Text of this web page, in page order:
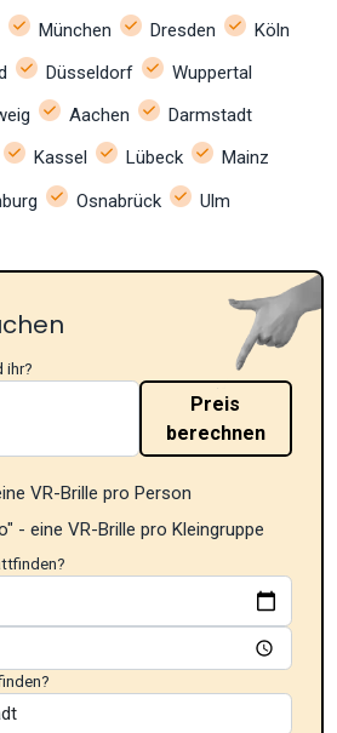
München Dresden
Köln
Düsseldorf
Wuppertal
Aachen
Darmstadt
Kassel Lübeck
Mainz
Osnabrück
Ulm
ihr?
Preis
berechnen
VR-Brille pro Person
- eine VR-Brille pro Kleingruppe